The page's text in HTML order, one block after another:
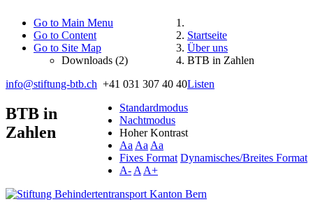
Go to Main Menu
Go to Content
Go to Site Map
Downloads (2)
info@stiftung-btb.ch +41 031 307 40 40
Standardmodus
Nachtmodus
Hoher Kontrast
Aa Aa Aa
Fixes Format Dynamisches/Breites Format
A- A A+
Startseite
Über uns
BTB in Zahlen
Listen
BTB in
Zahlen